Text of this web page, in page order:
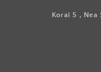
Korai 5 , Nea